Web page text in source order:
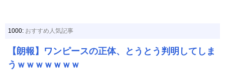
1000: おすすめ人気記事
【朗報】ワンピースの正体、とうとう判明してしま
うｗｗｗｗｗｗｗ